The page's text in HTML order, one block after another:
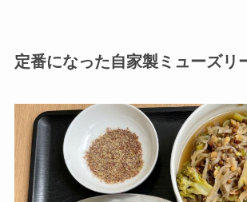
定番になった自家製ミューズリ